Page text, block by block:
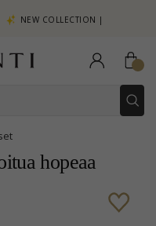
COLLECTION | AURA
hopeaa